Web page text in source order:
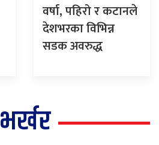
वर्षा, पहिरो र कटानले
देशभरका विभिन्न
सडक अवरुद्ध
भर्खर